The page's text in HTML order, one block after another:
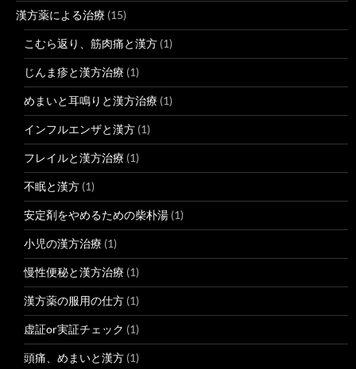
漢方薬による治療 (15)
こむら返り、筋肉痛と漢方 (1)
じんま疹と漢方治療 (1)
めまいと耳鳴りと漢方治療 (1)
インフルエンザと漢方 (1)
フレイルと漢方治療 (1)
不眠と漢方 (1)
安定剤をやめるための柴朴湯 (1)
小児の漢方治療 (1)
慢性便秘と漢方治療 (1)
漢方薬の服用の仕方 (1)
虚証or実証チェック (1)
頭痛、めまいと漢方 (1)